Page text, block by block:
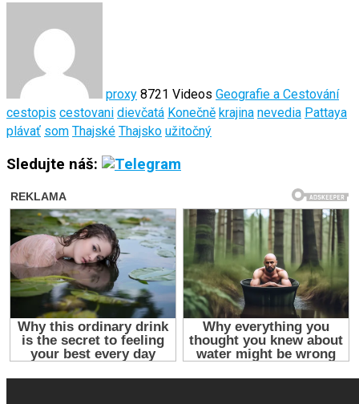
proxy 8721 Videos Geografie a Cestování
cestopis cestovani dievčatá Konečně krajina nevedia Pattaya
plávať som Thajské Thajsko užitočný
Sledujte náš: